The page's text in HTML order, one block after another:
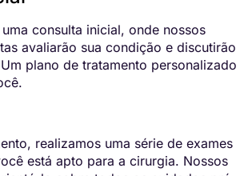
consulta inicial, onde nossos
avaliarão sua condição e discutirão
plano de tratamento personalizado
realizamos uma série de exames
está apto para a cirurgia. Nossos